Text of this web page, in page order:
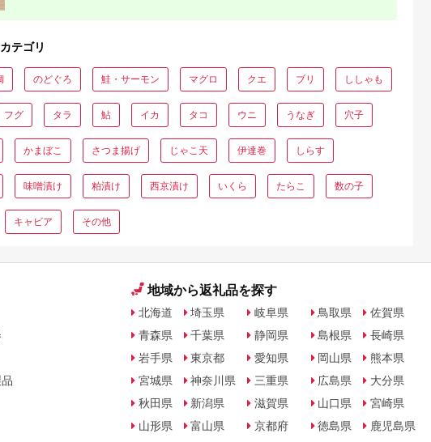
テゴリ
のどぐろ 鮭・サーモン マグロ クエ ブリ ししゃも
フグ タラ 鮎 イカ タコ ウニ うなぎ 穴子
かまぼこ さつま揚げ じゃこ天 伊達巻 しらす
味噌漬け 粕漬け 西京漬け いくら たらこ 数の子
キャビア その他
地域から返礼品を探す
北海道
青森県
岩手県
宮城県
秋田県
山形県
埼玉県
千葉県
東京都
神奈川県
新潟県
富山県
岐阜県
静岡県
愛知県
三重県
滋賀県
京都府
鳥取県
島根県
岡山県
広島県
山口県
徳島県
佐賀県
長崎県
熊本県
大分県
宮崎県
鹿児島県